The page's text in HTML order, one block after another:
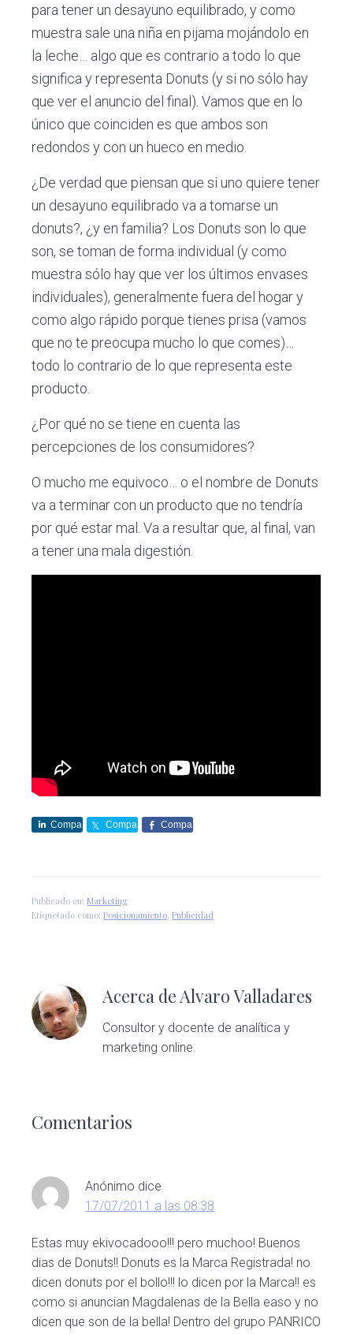
para tener un desayuno equilibrado, y como
muestra sale una niña en pijama mojándolo en
la leche… algo que es contrario a todo lo que
significa y representa Donuts (y si no sólo hay
que ver el anuncio del final). Vamos que en lo
único que coinciden es que ambos son
redondos y con un hueco en medio.
¿De verdad que piensan que si uno quiere tener
un desayuno equilibrado va a tomarse un
donuts?, ¿y en familia? Los Donuts son lo que
son, se toman de forma individual (y como
muestra sólo hay que ver los últimos envases
individuales), generalmente fuera del hogar y
como algo rápido porque tienes prisa (vamos
que no te preocupa mucho lo que comes)…
todo lo contrario de lo que representa este
producto.
¿Por qué no se tiene en cuenta las
percepciones de los consumidores?
O mucho me equivoco… o el nombre de Donuts
va a terminar con un producto que no tendría
por qué estar mal. Va a resultar que, al final, van
a tener una mala digestión.
Compa
Compa
Compa
Publicado en:Marketing
Etiquetado como:Posicionamiento,Publicidad
Acerca de Alvaro Valladares
Consultor y docente de analítica y
marketing online.
con
lectores
Comentarios
Anónimo dice
17/07/2011 a las 08:38
Estas muy ekivocadooo!!! pero muchoo! Buenos
dias de Donuts!! Donuts es la Marca Registrada! no
dicen donuts por el bollo!!! lo dicen por la Marca!! es
como si anuncian Magdalenas de la Bella easo y no
dicen que son de la bella! Dentro del grupo PANRICO